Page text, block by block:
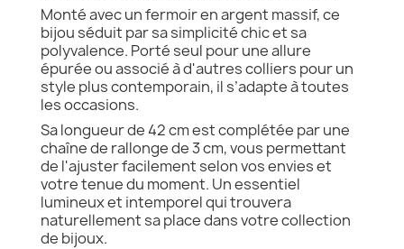
Monté avec un fermoir en argent massif, ce
bijou séduit par sa simplicité chic et sa
polyvalence. Porté seul pour une allure
épurée ou associé à d'autres colliers pour un
style plus contemporain, il s’adapte à toutes
les occasions.
Sa longueur de 42 cm est complétée par une
chaîne de rallonge de 3 cm, vous permettant
de l'ajuster facilement selon vos envies et
votre tenue du moment. Un essentiel
lumineux et intemporel qui trouvera
naturellement sa place dans votre collection
de bijoux.